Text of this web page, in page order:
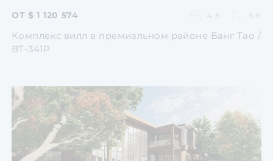
ОТ $ 1 120 574 4-5 5-6
Комплекс вилл в премиальном районе Банг Тао /
BT-341P
Перейти
Перейти
Перейти
Перейти